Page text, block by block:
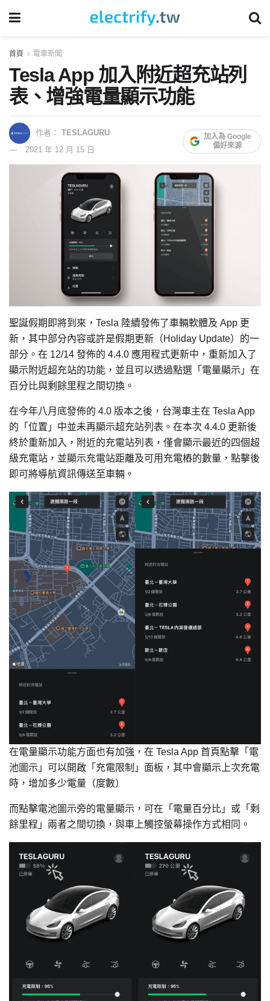
首頁 電車新聞
Tesla App 加入附近超充站列
表、增強電量顯示功能
作者： TESLAGURU
2021 年 12 月 15 日
加入為 Google
偏好來源
聖誕假期即將到來，Tesla 陸續發佈了車輛軟體及 App 更
新，其中部分內容或許是假期更新（Holiday Update）的一
部分。在 12/14 發佈的 4.4.0 應用程式更新中，重新加入了
顯示附近超充站的功能，並且可以透過點選「電量顯示」在
百分比與剩餘里程之間切換。
在今年八月底發佈的 4.0 版本之後，台灣車主在 Tesla App
的「位置」中並未再顯示超充站列表。在本次 4.4.0 更新後
終於重新加入，附近的充電站列表，僅會顯示最近的四個超
級充電站，並顯示充電站距離及可用充電樁的數量，點擊後
即可將導航資訊傳送至車輛。
在電量顯示功能方面也有加強，在 Tesla App 首頁點擊「電
池圖示」可以開啟「充電限制」面板，其中會顯示上次充電
時，增加多少電量（度數）
而點擊電池圖示旁的電量顯示，可在「電量百分比」或「剩
餘里程」兩者之間切換，與車上觸控螢幕操作方式相同。